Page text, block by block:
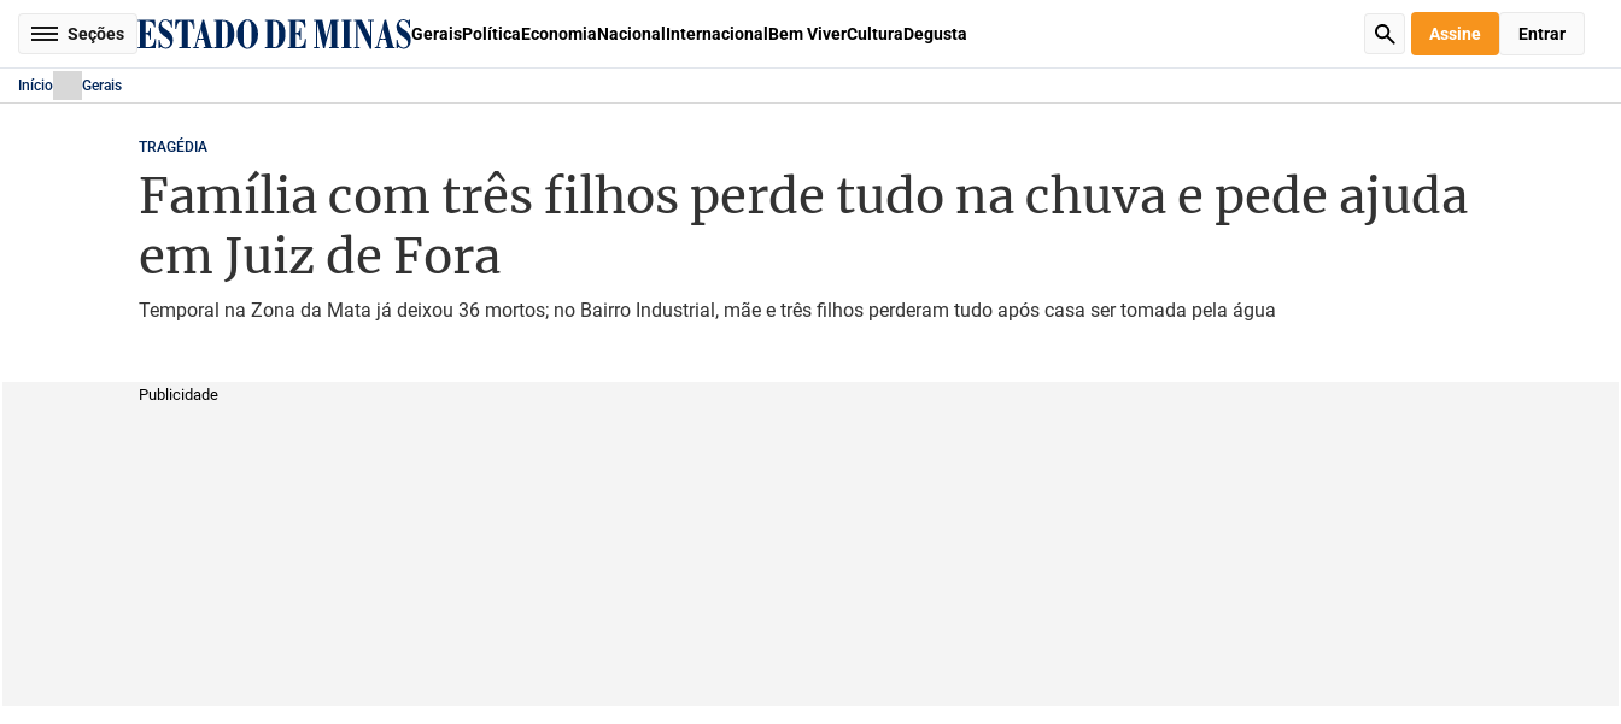
Seções GeraisPolíticaEconomiaNacional Internacional Bem ViverCulturaDegusta Assine Entrar
Início Gerais
TRAGÉDIA
Família com três filhos perde tudo na chuva e pede ajuda
em Juiz de Fora
Temporal na Zona da Mata já deixou 36 mortos; no Bairro Industrial, mãe e três filhos perderam tudo após casa ser tomada pela água
Publicidade